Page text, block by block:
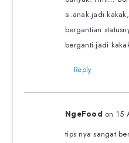
si.anak.jadi
bergantian
berganti jadi
Reply
NgeFood on 15
tips nya sangat